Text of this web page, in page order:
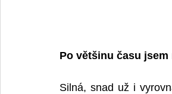
Po většinu času jsem
Silná, snad už i